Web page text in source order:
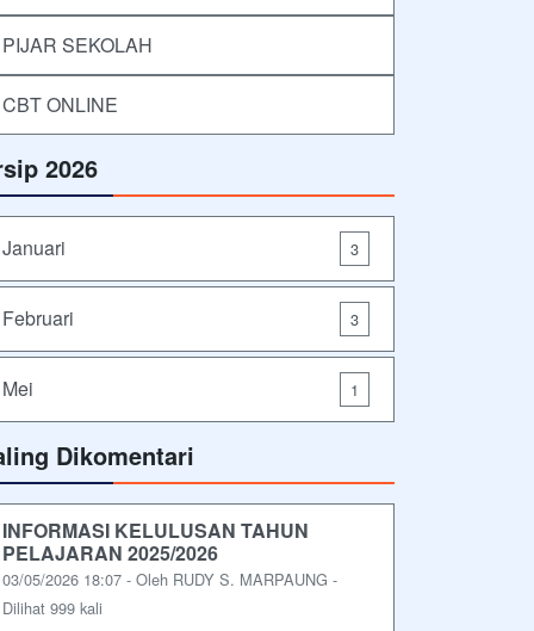
PIJAR SEKOLAH
CBT ONLINE
2026
Januari 3
Februari 3
Mei 1
Dikomentari
INFORMASI KELULUSAN TAHUN
PELAJARAN 2025/2026
03/05/2026 18:07 - Oleh RUDY S. MARPAUNG -
Dilihat 999 kali